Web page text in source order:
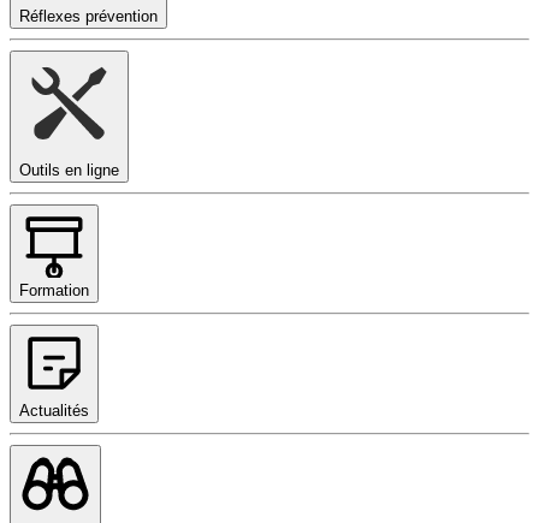
Réflexes prévention
Outils en ligne
Formation
Actualités